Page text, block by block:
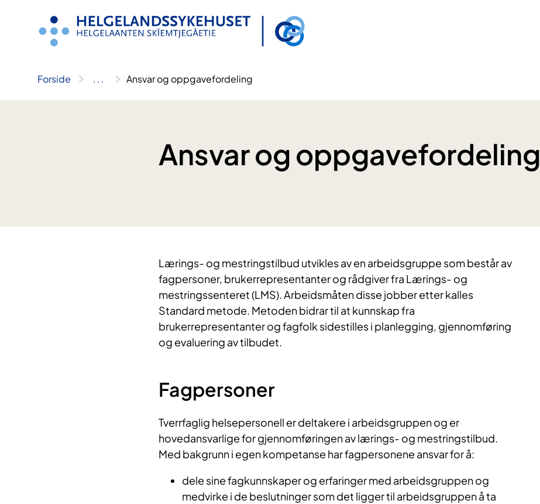
Forside .. . Ansvar og oppgavefordeling
Ansvar og oppgavefordeling
Lærings- og mestringstilbud utvikles av en arbeidsgruppe som består av
fagpersoner, brukerrepresentanter og rådgiver fra Lærings- og
mestringssenteret (LMS). Arbeidsmåten disse jobber etter kalles
Standard metode. Metoden bidrar til at kunnskap fra
brukerrepresentanter og fagfolk sidestilles i planlegging, gjennomføring
og evaluering av tilbudet.
Fagpersoner
Tverrfaglig helsepersonell er deltakere i arbeidsgruppen og er
hovedansvarlige for gjennomføringen av lærings- og mestringstilbud.
Med bakgrunn i egen kompetanse har fagpersonene ansvar for å:
dele sine fagkunnskaper og erfaringer med arbeidsgruppen og
medvirke i de beslutninger som det ligger til arbeidsgruppen å ta